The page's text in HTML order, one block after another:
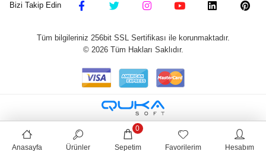
Bizi Takip Edin
Tüm bilgileriniz 256bit SSL Sertifikası ile korunmaktadır.
© 2026Tüm Hakları Saklıdır.
Anasayfa Ürünler Sepetim
0
Favorilerim Hesabım